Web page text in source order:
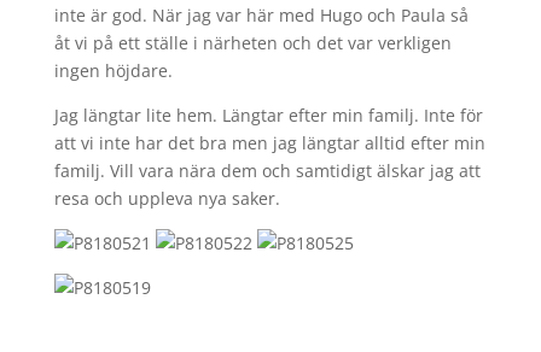
inte är god. När jag var här med Hugo och Paula så
åt vi på ett ställe i närheten och det var verkligen
ingen höjdare.
Jag längtar lite hem. Längtar efter min familj. Inte för
att vi inte har det bra men jag längtar alltid efter min
familj. Vill vara nära dem och samtidigt älskar jag att
resa och uppleva nya saker.